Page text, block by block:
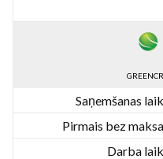
Saņemšanas
Pirmais bez
Darba